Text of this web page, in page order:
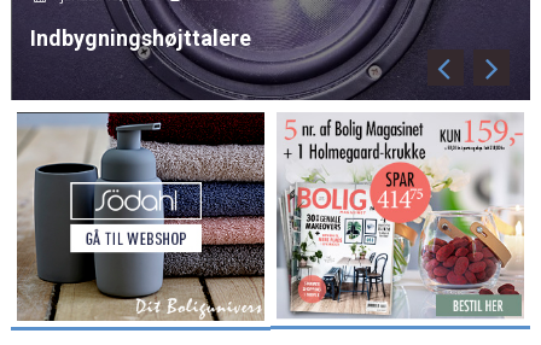
Indbygningshøjttalere